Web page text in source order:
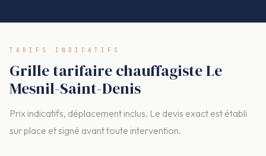
TARIFS INDICATIFS
Grille tarifaire chauffagiste Le
Mesnil-Saint-Denis
Prix indicatifs, déplacement inclus. Le devis exact est établi
sur place et signé avant toute intervention.